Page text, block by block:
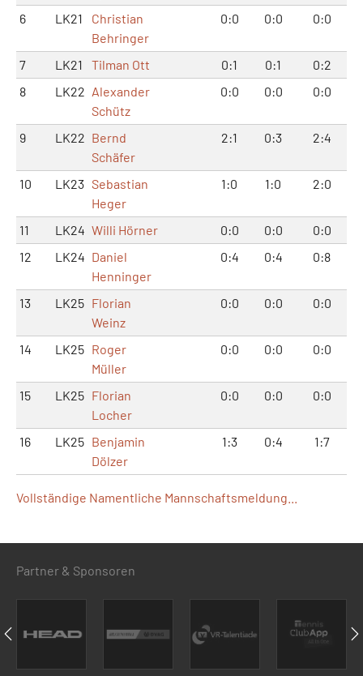
6 LK21
Christian
Behringer
0:0 0:0 0:0
7 LK21 Tilman Ott 0:1 0:1
0:2
8
LK22 Alexander
Schütz
0:0 0:0 0:0
9 LK22 Bernd
Schäfer
2:1 0:3 2:4
10 LK23 Sebastian
Heger
1:0 1:0 2:0
11 LK24 Willi Hörner 0:0 0:0
0:0
12
LK24 Daniel
Henninger
0:4 0:4 0:8
13 LK25 Florian
Weinz
0:0 0:0 0:0
14 LK25 Roger
Müller
0:0 0:0 0:0
15 LK25 Florian
Locher
0:0 0:0 0:0
16 LK25 Benjamin
Dölzer
1:3 0:4 1:7
Vollständige Namentliche Mannschaftsmeldung...
Partner & Sponsoren